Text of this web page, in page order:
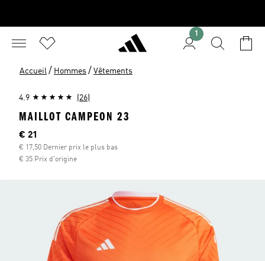
1
Accueil / Hommes / Vêtements
4.9 (26)
MAILLOT CAMPEON 23
Current price
€ 21
€ 17,50 Dernier prix le plus bas
€ 35 Prix d'origine